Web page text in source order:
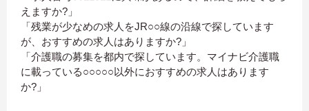
えますか?」
「残業が少なめの求人をJR○○線の沿線で探しています
が、おすすめの求人はありますか?」
「介護職の募集を都内で探しています。マイナビ介護職
に載っている○○○○○以外におすすめの求人はあります
か?」